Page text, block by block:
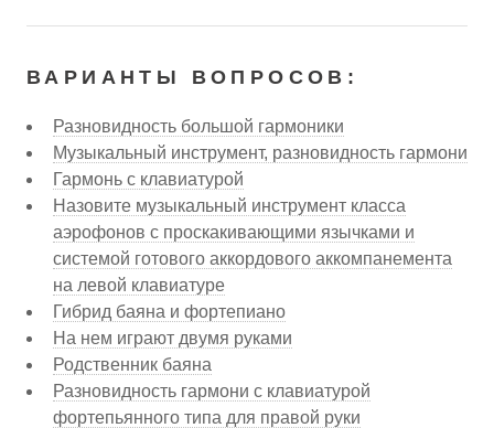
ВАРИАНТЫ ВОПРОСОВ:
Разновидность большой гармоники
Музыкальный инструмент, разновидность гармони
Гармонь с клавиатурой
Назовите музыкальный инструмент класса
аэрофонов с проскакивающими язычками и
системой готового аккордового аккомпанемента
на левой клавиатуре
Гибрид баяна и фортепиано
На нем играют двумя руками
Родственник баяна
Разновидность гармони с клавиатурой
фортепьянного типа для правой руки